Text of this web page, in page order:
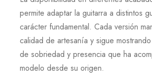
permite adaptar la guitarra a distintos
carácter fundamental. Cada versión
calidad de artesanía y sigue
de sobriedad y presencia que ha
modelo desde su origen.